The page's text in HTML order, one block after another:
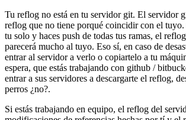
Tu reflog no está en tu servidor git. El servidor
reflog que no tiene porqué coincidir con el tuyo.
tu solo y haces push de todas tus ramas, el
parecerá mucho al tuyo. Eso sí, en caso de
entrar al servidor a verlo o copiartelo a tu
espera, que estás trabajando con github /
entrar a sus servidores a descargarte el reflog,
perros ¿no?.
Si estás trabajando en equipo, el reflog del